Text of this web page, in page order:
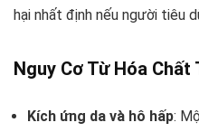
hại nhất định nếu người tiêu
Nguy Cơ Từ Hóa Chất
Kích ứng da và hô hấp: